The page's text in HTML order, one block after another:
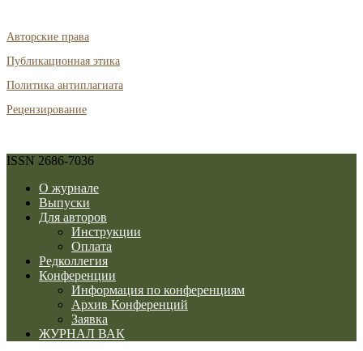
Авторские права
Публикационная этика
Политика антиплагиата
Рецензирование
ISSN 2686-7036
О журнале
Выпуски
Для авторов
Инструкции
Оплата
Редколлегия
Конференции
Информация по конференциям
Архив Конференций
Заявка
ЖУРНАЛ ВАК